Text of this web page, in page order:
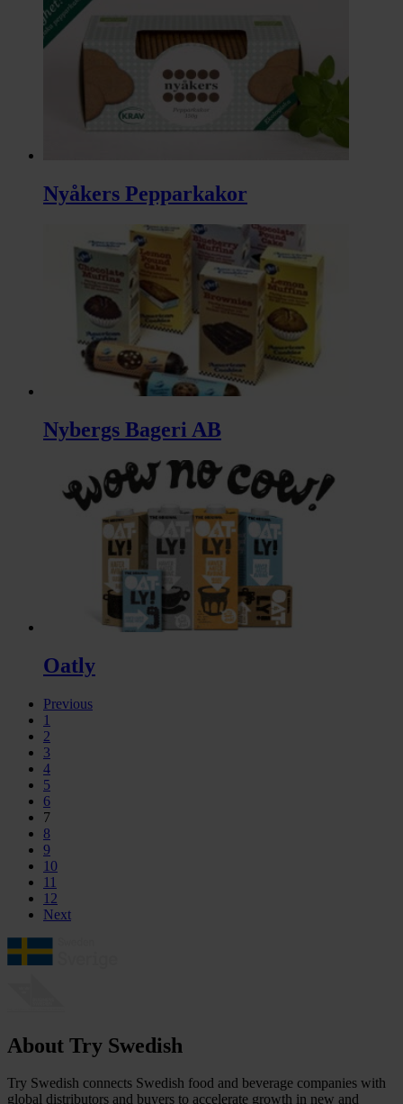
Nyåkers Pepparkakor
Nybergs Bageri AB
Oatly
Previous
1
2
3
4
5
6
7
8
9
10
11
12
Next
About Try Swedish
Try Swedish connects Swedish food and beverage companies with
global distributors and buyers to accelerate growth in new and